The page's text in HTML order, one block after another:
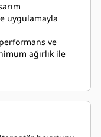
uygulamayla
ve
ağırlık ile